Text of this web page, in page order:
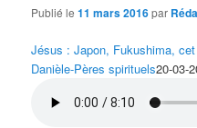
Publié le11 mars 2016par
Jésus : Japon, Fukushima,
Danièle-Pères spirituels20-03-